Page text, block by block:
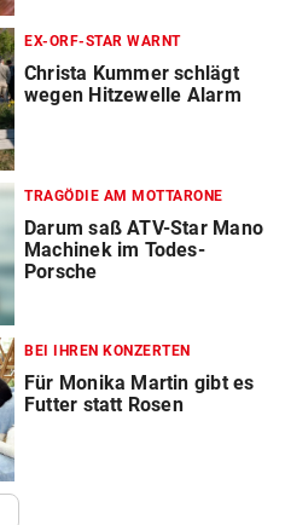
EX-ORF-STAR WARNT
Christa Kummer schlägt
wegen Hitzewelle Alarm
TRAGÖDIE AM MOTTARONE
Darum saß ATV-Star Mano
Machinek im Todes-
Porsche
BEI IHREN KONZERTEN
Für Monika Martin gibt es
Futter statt Rosen